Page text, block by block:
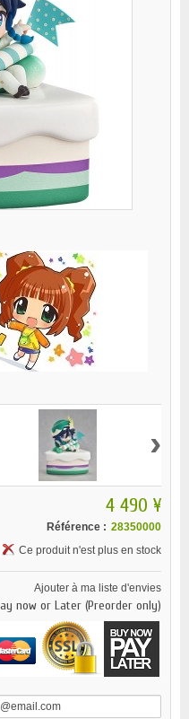
›
4 490 ¥
Référence : 28350000
Ce produit n'est plus en stock
Ajouter à ma liste d'envies
now or Later (Preorder only)